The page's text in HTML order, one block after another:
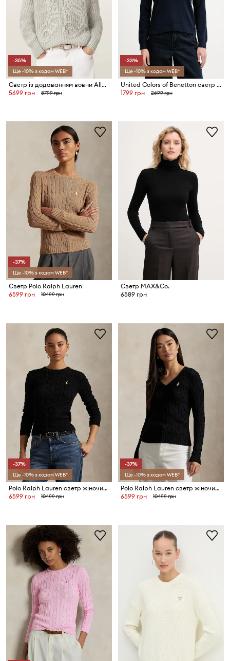
-35%
Ще -10% з кодом WEB*
Светр із додаванням вовни AllSaints CHAIN
5699 грн
8799 грн
-33%
Ще -10% з кодом WEB*
United Colors of Benetton светр жіночий бавовняний
1799 грн
2699 грн
-37%
Ще -10% з кодом WEB*
Светр Polo Ralph Lauren
6599 грн
10499 грн
Светр MAX&Co.
6589 грн
-37%
Ще -10% з кодом WEB*
Polo Ralph Lauren светр жіночий бавовняний
6599 грн
10499 грн
-37%
Ще -10% з кодом WEB*
Polo Ralph Lauren светр жіночий бавовняний
6599 грн
10499 грн